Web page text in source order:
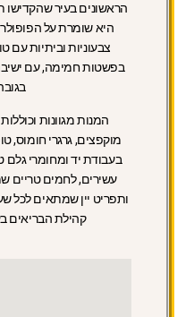
הראשונים בעיר שהקדישו
היא שומרת על
צבעוניות וביתיות עם
בפשטות חמימה, עם
המנות מגוונות
מוקפצים, גרגרי חומוס,
בעבודת יד ומחומרי גלם
עשירים, לחמים טריים
קהילת הבריאים